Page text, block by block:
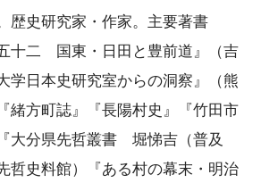
歴史研究家・作家。主要著書
十二 国東・日田と豊前道』（吉
学日本史研究室からの洞察』（熊
緒方町誌』『長陽村史』『竹田市
大分県先哲叢書 堀悌吉（普及
哲史料館）『ある村の幕末・明治